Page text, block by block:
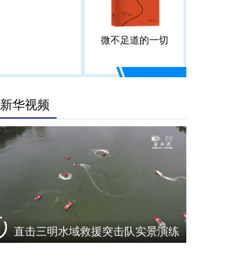
微不足道的一切
新华视频
直击三明水域救援突击队实景演练